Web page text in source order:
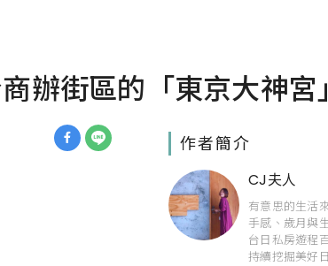
辦街區的「東京大神宮」
作者簡介
CJ夫人
有意思的生活
手感、歲月與
台日私房遊程
持續挖掘美好